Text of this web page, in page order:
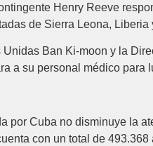
Henry Reeve
de Sierra Leona, Liberia
Ban Ki-moon y la
a su personal médico
por Cuba no disminuye la
con un total de